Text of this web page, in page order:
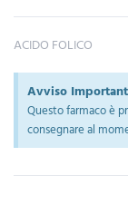
ACIDO FOLICO
Avviso
Questo farmaco è
consegnare al